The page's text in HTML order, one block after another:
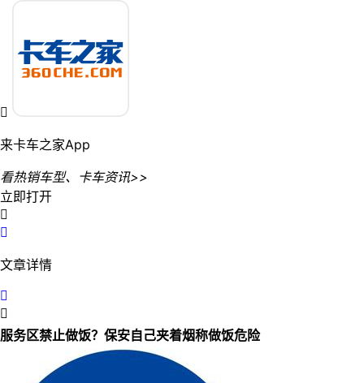

来卡车之家App
看热销车型、卡车资讯>>
立即打开


文章详情


服务区禁止做饭？保安自己夹着烟称做饭危险